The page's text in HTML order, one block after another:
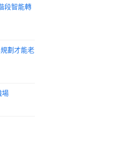
段智能轉
劃才能老
場